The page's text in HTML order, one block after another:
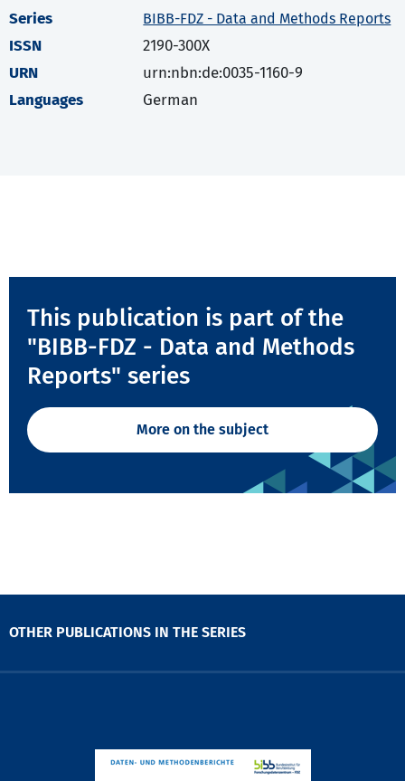
Series BIBB-FDZ - Data and Methods Reports
ISSN
2190-300X
URN
urn:nbn:de:0035-1160-9
Languages
German
This publication is part of the
"BIBB-FDZ - Data and Methods
Reports" series
More on the subject
OTHER PUBLICATIONS IN THE SERIES